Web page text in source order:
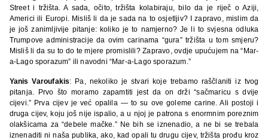
Street i tržišta. A sada, očito, tržišta kolabiraju, bilo da je riječ o Aziji,
Americi ili Europi. Misliš li da je sada na to osjetljiv? I zapravo, mislim da
je još zanimljivije pitanje: koliko je to namjerno? Je li to svjesna odluka
Trumpove administracije da ovim carinama “gura” tržišta u tom smjeru?
Misliš li da su to do te mjere promislili? Zapravo, ovdje upućujem na “Mar-
a-Lago sporazum” ili navodni “Mar-a-Lago sporazum.”
Yanis Varoufakis: Pa, nekoliko je stvari koje trebamo raščlaniti iz tvog
pitanja. Prvo što moramo zapamtiti jest da on drži “sačmaricu s dvije
cijevi.” Prva cijev je već opalila — to su ove goleme carine. Ali postoji i
druga cijev, koju još nije ispalio, a u njoj je patrona s enormnim poreznim
olakšicama za “debele mačke.” Ne bih se iznenadio, a ne bi se trebala
iznenaditi ni naša publika, ako, kad opali tu drugu cijev, tržišta prođu kroz